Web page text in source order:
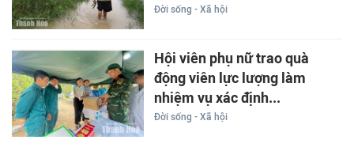
Đời sống - Xã hội
Hội viên phụ nữ trao quà
động viên lực lượng làm
nhiệm vụ xác định...
Đời sống - Xã hội